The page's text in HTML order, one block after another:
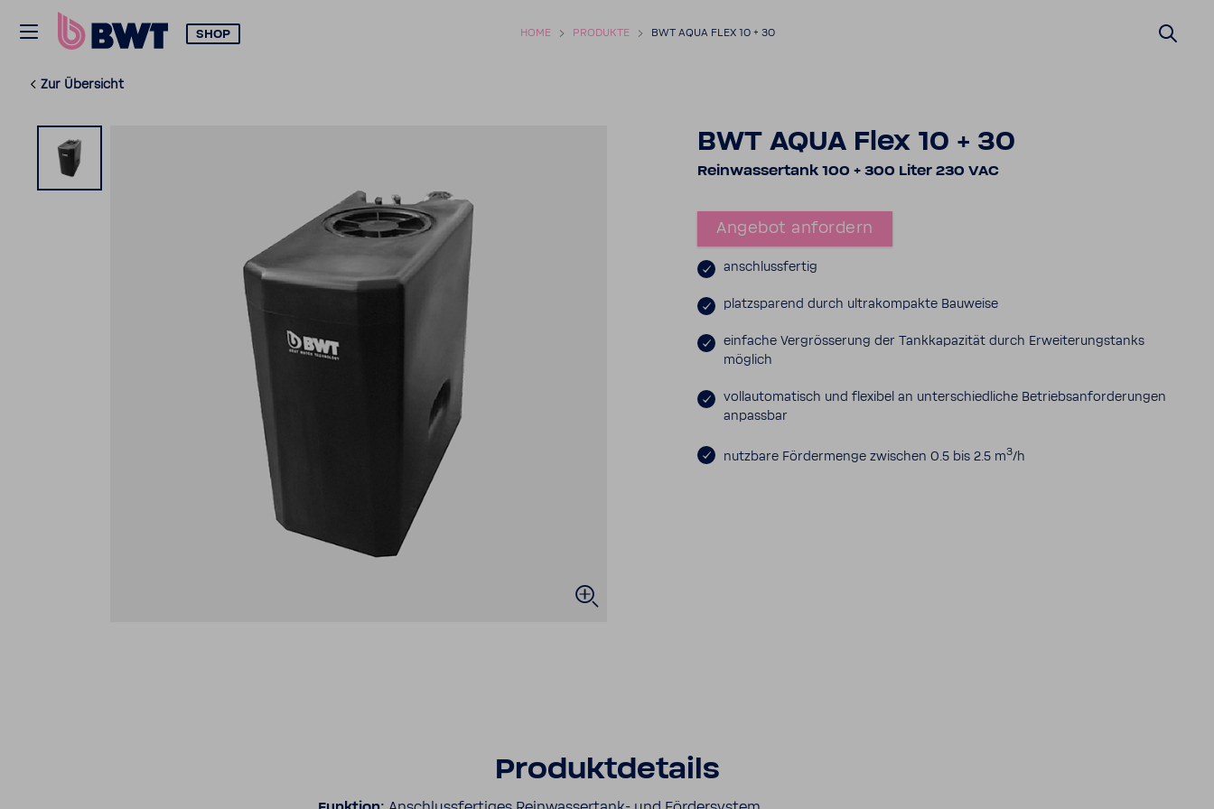
HOME PRODUKTE BWT AQUA FLEX 10 + 30
SHOP
Zur Über­sicht
BWT AQUA Flex 10 + 30
Rein­was­ser­tank 100 + 300 Liter 230 VAC
Angebot anfor­dern
anschluss­fertig
platz­spa­rend durch ultra­kom­pakte Bauweise
einfache Vergrös­se­rung der Tank­ka­pa­zität durch Erwei­te­rungs­tanks
möglich
voll­au­to­ma­tisch und flexibel an unter­schied­liche Betriebs­an­for­de­rungen
anpassbar
nutz­bare Förder­menge zwischen 0.5 bis 2.5 m3/h
Produkt­de­tails